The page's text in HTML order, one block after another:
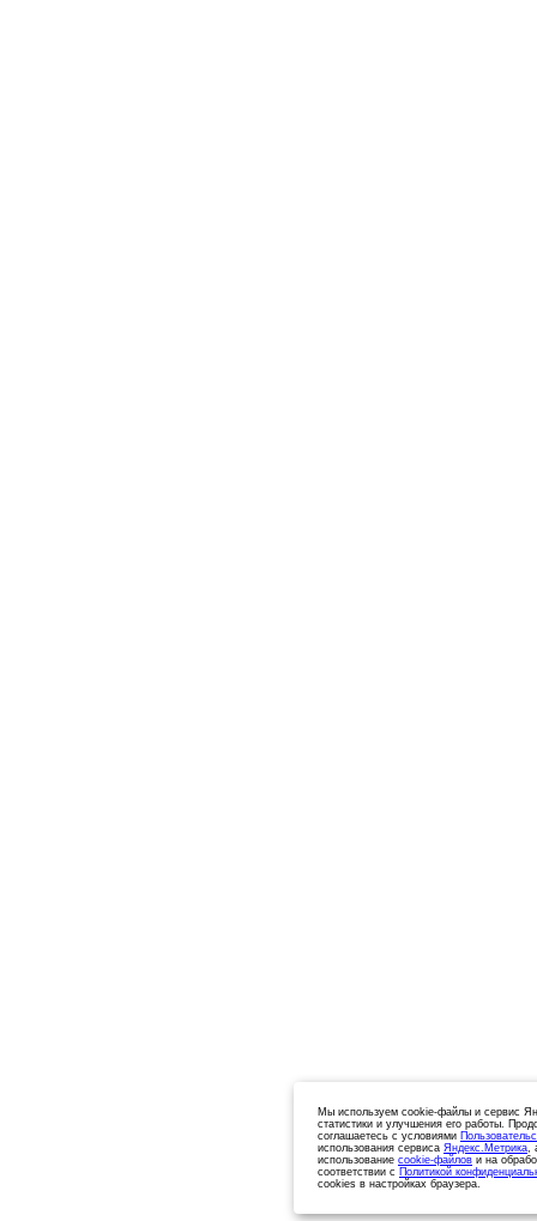
Мы используем cookie-файлы и сервис
статистики и улучшения его работы.
соглашаетесь с условиями
использования сервиса Яндекс.Метрика,
использование cookie-файлов и на
соответствии с Политикой
cookies в настройках браузера.